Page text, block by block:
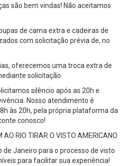
são bem vindas! Não aceitamos
de cama extra e cadeiras de
com solicitação prévia de, no
oferecemos uma troca extra de
solicitação.
silêncio após as 20h e
Nosso atendimento é
às 20h, pela própria plataforma da
conosco!
AO RIO TIRAR O VISTO AMERICANO
de Janeiro para o processo de visto
para facilitar sua experiência!